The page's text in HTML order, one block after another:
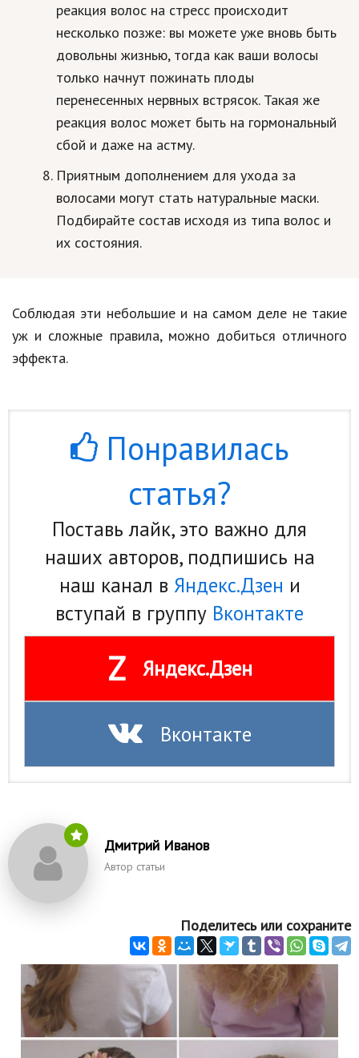
реакция волос на стресс происходит
несколько позже: вы можете уже вновь быть
довольны жизнью, тогда как ваши волосы
только начнут пожинать плоды
перенесенных нервных встрясок. Такая же
реакция волос может быть на гормональный
сбой и даже на астму.
Приятным дополнением для ухода за
волосами могут стать натуральные маски.
Подбирайте состав исходя из типа волос и
их состояния.
Соблюдая эти небольшие и на самом деле не такие
уж и сложные правила, можно добиться отличного
эффекта.
Понравилась
статья?
Поставь лайк, это важно для
наших авторов, подпишись на
наш канал в Яндекс.Дзен и
вступай в группу Вконтакте
Z Яндекс.Дзен
Вконтакте
Дмитрий Иванов
Автор статьи
Поделитесь или сохраните